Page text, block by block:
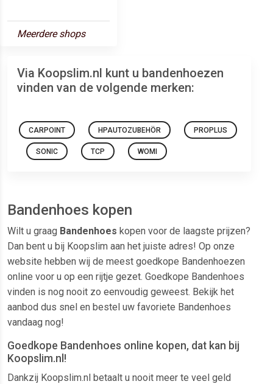
Meerdere shops
Via Koopslim.nl kunt u bandenhoezen
vinden van de volgende merken:
CARPOINT HPAUTOZUBEHÖR PROPLUS
SONIC TCP WOMI
Bandenhoes kopen
Wilt u graag Bandenhoes kopen voor de laagste prijzen?
Dan bent u bij Koopslim aan het juiste adres! Op onze
website hebben wij de meest goedkope Bandenhoezen
online voor u op een rijtje gezet. Goedkope Bandenhoes
vinden is nog nooit zo eenvoudig geweest. Bekijk het
aanbod dus snel en bestel uw favoriete Bandenhoes
vandaag nog!
Goedkope Bandenhoes online kopen, dat kan bij
Koopslim.nl!
Dankzij Koopslim.nl betaalt u nooit meer te veel geld